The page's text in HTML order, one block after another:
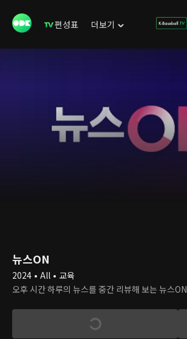
편성표 더보기
뉴스ON
2024 • All • 교육
오후 시간 하루의 뉴스를 중간 리뷰해 보는 뉴스ON